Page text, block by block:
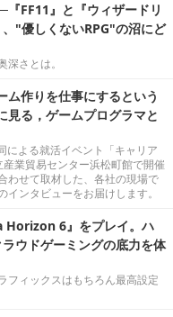
『FF11』と『ウィザードリ
"優しくないRPG"の沼にど
さとは。
ム作りを仕事にするという
見る，ゲームプログラマと
よる就活イベント「キャリア
業貿易センター浜松町館で開催
わせて取材した、各社の現場で
ンタビューをお届けします。
Horizon 6』をプレイ。ハ
ウドゲーミングの底力を体
フィックスはもちろん最高設定